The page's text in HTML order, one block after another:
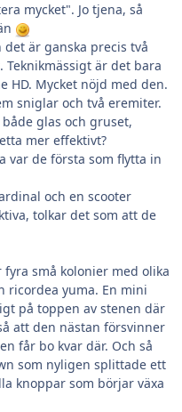
mycket". Jo tjena, så
är ganska precis två
är det bara
HD. Mycket nöjd med den.
sniglar och två eremiter.
glas och gruset,
mer effektivt?
var de första som flytta in
och en scooter
tolkar det som att de
små kolonier med olika
ricordea yuma. En mini
på toppen av stenen där
att den nästan försvinner
får bo kvar där. Och så
som nyligen splittade ett
knoppar som börjar växa